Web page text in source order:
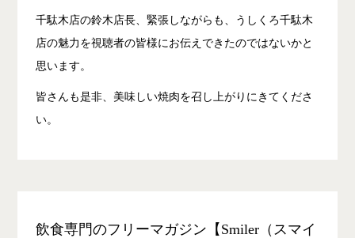
千駄木店の鈴木店長、緊張しながらも、うしくろ千駄木
店の魅力を視聴者の皆様にお伝えできたのではないかと
思います。
皆さんも是非、美味しい焼肉を召し上がりにきてくださ
い。
飲食専門のフリーマガジン【Smiler（スマイ